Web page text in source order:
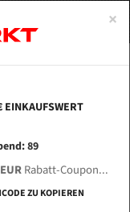
×
EINKAUFSWERT
89
Rabatt-Coupon...
ZU KOPIEREN